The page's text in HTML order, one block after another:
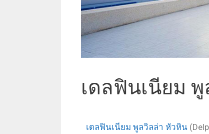
เดลฟินเนียม
เดลฟินเนียม พูลวิลล่า หัวหิน